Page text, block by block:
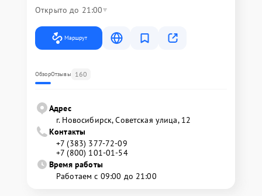
Открыто до 21:00
Маршрут
ОбзорОтзывы 160
Адрес
г. Новосибирск, Советская улица, 12
Контакты
+7 (383) 377-72-09
+7 (800) 101-01-54
Время работы
Работаем с 09:00 до 21:00